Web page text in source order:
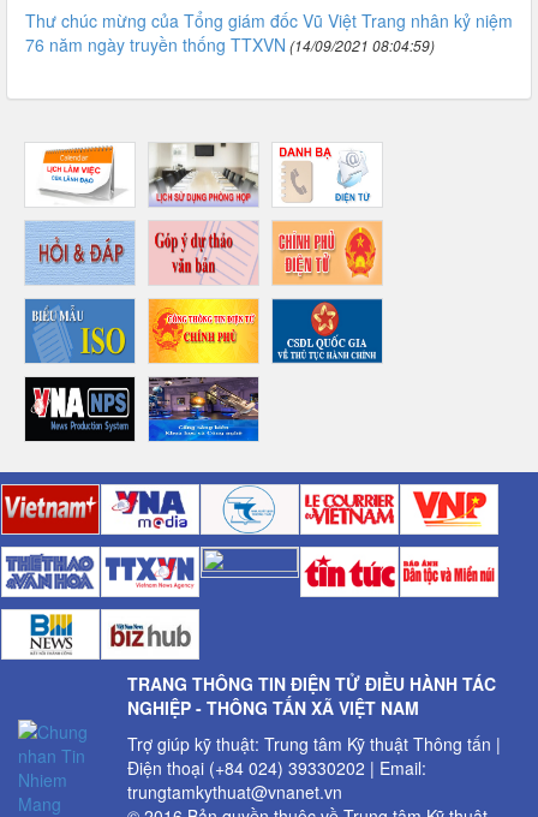
Thư chúc mừng của Tổng giám đốc Vũ Việt Trang nhân kỷ niệm
76 năm ngày truyền thống TTXVN (14/09/2021 08:04:59)
TRANG THÔNG TIN ĐIỆN TỬ ĐIỀU HÀNH TÁC
NGHIỆP - THÔNG TẤN XÃ VIỆT NAM
Trợ giúp kỹ thuật: Trung tâm Kỹ thuật Thông tấn |
Điện thoại (+84 024) 39330202 | Email:
trungtamkythuat@vnanet.vn